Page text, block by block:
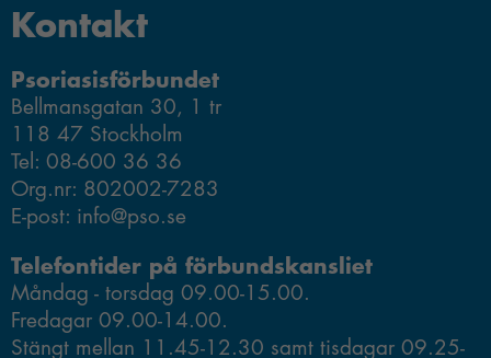
Kontakt
Psoriasisförbundet
Bellmansgatan 30, 1 tr
118 47 Stockholm
Tel: 08-600 36 36
Org.nr: 802002-7283
E-post: info@pso.se
Telefontider på förbundskansliet
Måndag - torsdag 09.00-15.00.
Fredagar 09.00-14.00.
Stängt mellan 11.45-12.30 samt tisdagar 09.25-
innehåll på
vår hemsida,
till kartor och